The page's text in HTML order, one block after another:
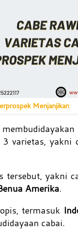
Menjanjikan
varietas, yakni
yakni
Amerika.
termasuk
cabai.